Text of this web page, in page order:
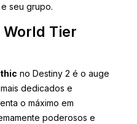
seu grupo.
Tier
no Destiny 2 é o auge
dedicados e
o máximo em
poderosos e